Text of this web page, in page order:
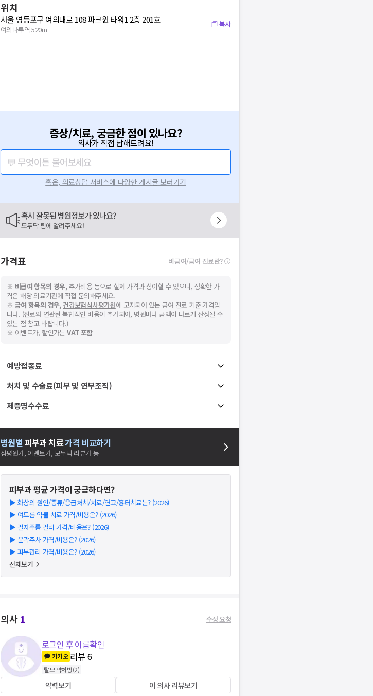
위치
서울 영등포구 여의대로 108 파크원 타워1 2층 201호
여의나루역 520m
복사
증상/치료, 궁금한 점이 있나요?
의사가 직접 답해드려요!
💬 무엇이든 물어보세요
혹은, 의료상담 서비스에 다양한 게시글 보러가기
혹시 잘못된 병원정보가 있나요?
모두닥 팀에 알려주세요!
가격표 비급여/급여 진료란?
※ 비급여 항목의 경우,추가비용 등으로 실제 가격과 상이할 수 있으니, 정확한 가
격은 해당 의료기관에 직접 문의해주세요.
※ 급여 항목의 경우, 건강보험심사평가원에 고지되어 있는 급여 진료 기준 가격입
니다. (진료와 연관된 복합적인 비용이 추가되어, 병원마다 금액이 다르게 산정될 수
있는 점 참고 바랍니다.)
※ 이벤트가, 할인가는VAT 포함
예방접종료
처치 및 수술료(피부 및 연부조직)
제증명수수료
병원별 피부과치료가격 비교하기
심평원가, 이벤트가, 모두닥 리뷰가 등
피부과평균 가격이 궁금하다면?
▶ 화상의 원인/종류/응급처치/치료/연고/흉터치료는? (2026)
▶ 여드름 약물 치료 가격/비용은? (2026)
▶ 팔자주름 필러 가격/비용은? (2026)
▶ 윤곽주사 가격/비용은? (2026)
▶ 피부관리 가격/비용은? (2026)
전체보기
의사1 수정 요청
로그인 후 이름확인
카카오 리뷰6
탈모 약처방(2)
약력보기 이 의사 리뷰보기